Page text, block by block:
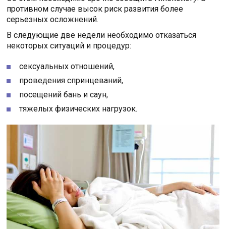
противном случае высок риск развития более
серьезных осложнений.
В следующие две недели необходимо отказаться
некоторых ситуаций и процедур:
сексуальных отношений,
проведения спринцеваний,
посещений бань и саун,
тяжелых физических нагрузок.